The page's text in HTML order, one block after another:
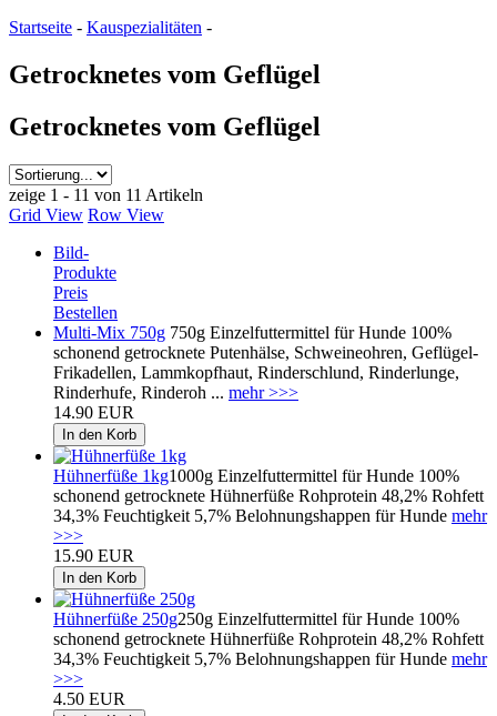
Startseite - Kauspezialitäten -
Getrocknetes vom Geflügel
Getrocknetes vom Geflügel
zeige 1 - 11 von 11 Artikeln
Grid View Row View
Bild-
Produkte
Preis
Bestellen
Multi-Mix 750g 750g Einzelfuttermittel für Hunde 100%
schonend getrocknete Putenhälse, Schweineohren, Geflügel-
Frikadellen, Lammkopfhaut, Rinderschlund, Rinderlunge,
Rinderhufe, Rinderoh ... mehr >>>
14.90 EUR
Hühnerfüße 1kg1000g Einzelfuttermittel für Hunde 100%
schonend getrocknete Hühnerfüße Rohprotein 48,2% Rohfett
34,3% Feuchtigkeit 5,7% Belohnungshappen für Hunde mehr
>>>
15.90 EUR
Hühnerfüße 250g250g Einzelfuttermittel für Hunde 100%
schonend getrocknete Hühnerfüße Rohprotein 48,2% Rohfett
34,3% Feuchtigkeit 5,7% Belohnungshappen für Hunde mehr
>>>
4.50 EUR